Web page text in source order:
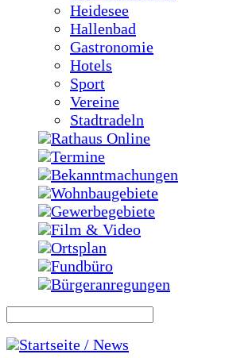
Heidesee
Hallenbad
Gastronomie
Hotels
Sport
Vereine
Stadtradeln
Rathaus Online
Termine
Bekanntmachungen
Wohnbaugebiete
Gewerbegebiete
Film & Video
Ortsplan
Fundbüro
Bürgeranregungen
Startseite / News